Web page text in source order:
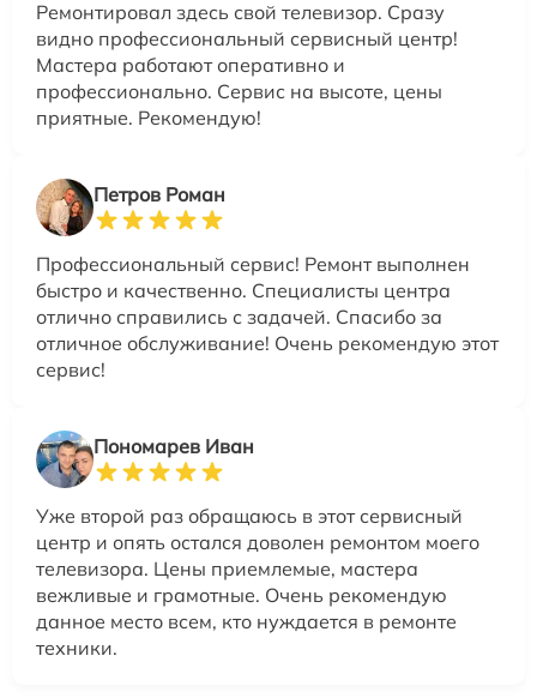
Ремонтировал здесь свой телевизор. Сразу
видно профессиональный сервисный центр!
Мастера работают оперативно и
профессионально. Сервис на высоте, цены
приятные. Рекомендую!
Петров Роман
Профессиональный сервис! Ремонт выполнен
быстро и качественно. Специалисты центра
отлично справились с задачей. Спасибо за
отличное обслуживание! Очень рекомендую этот
сервис!
Пономарев Иван
Уже второй раз обращаюсь в этот сервисный
центр и опять остался доволен ремонтом моего
телевизора. Цены приемлемые, мастера
вежливые и грамотные. Очень рекомендую
данное место всем, кто нуждается в ремонте
техники.